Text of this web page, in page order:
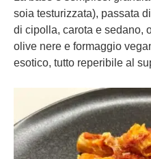
soia testurizzata), passata
di cipolla, carota e sedano,
olive nere e formaggio
esotico, tutto reperibile al